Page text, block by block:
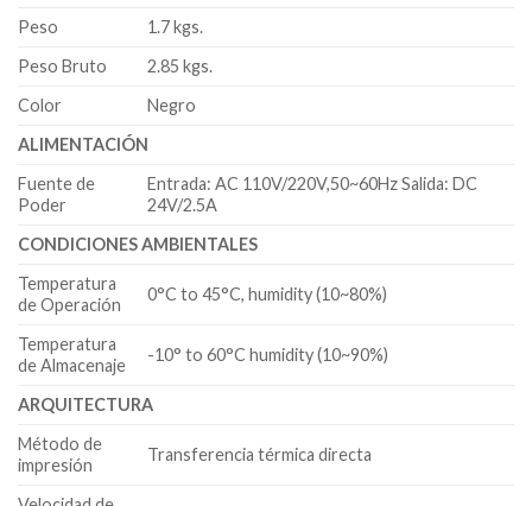
Peso
1.7 kgs.
Peso Bruto
2.85 kgs.
Color
Negro
ALIMENTACIÓN
Fuente de
Poder
Entrada: AC 110V/220V,50~60Hz Salida: DC
24V/2.5A
CONDICIONES AMBIENTALES
Temperatura
de Operación
0°C to 45°C, humidity (10~80%)
Temperatura
de Almacenaje
-10° to 60°C humidity (10~90%)
ARQUITECTURA
Método de
impresión
Transferencia térmica directa